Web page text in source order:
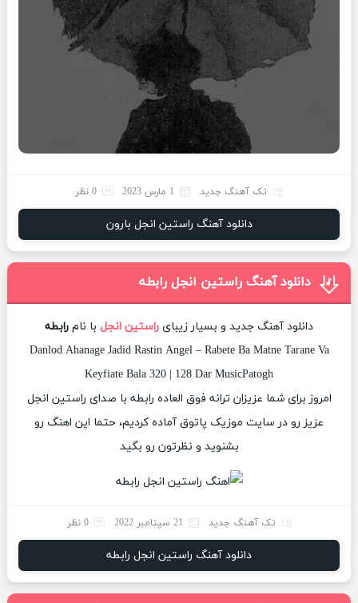
تک آهنگ جدید 1 مارس 2023 0 نظر
دانلود آهنگ راستین انجل بارون
دانلود آهنگ راستین انجل رابطه
دانلود آهنگ جدید و بسیار زیبای راستین انجل با نام رابطه
Danlod Ahanage Jadid Rastin Angel – Rabete Ba Matne Tarane Va
Keyfiate Bala 320 | 128 Dar MusicPatogh
امروز برای شما عزیزان ترانه فوق العاده رابطه با صدای راستین انجل
عزیز رو در سایت موزیک پاتوق آماده کردیم، حتما این اهنگ رو
بشنوید و نظرتون رو بگید
تک آهنگ جدید 21 سپتامبر 2022 0 نظر
دانلود آهنگ راستین انجل رابطه